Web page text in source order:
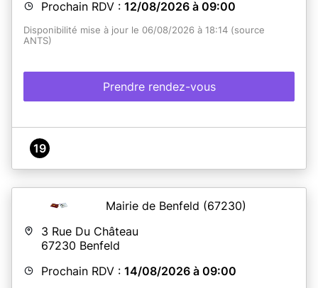
Prochain RDV : 12/08/2026 à 09:00
Disponibilité mise à jour le 06/08/2026 à 18:14 (source
ANTS)
Prendre rendez-vous
19
Mairie de Benfeld (67230)
3 Rue Du Château
67230 Benfeld
Prochain RDV : 14/08/2026 à 09:00